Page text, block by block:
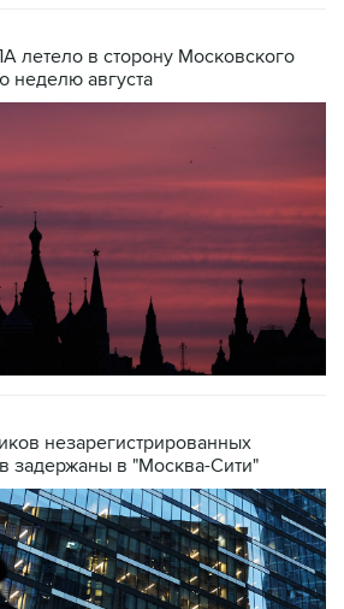
летело в сторону Московского
неделю августа
незарегистрированных
задержаны в "Москва-Сити"